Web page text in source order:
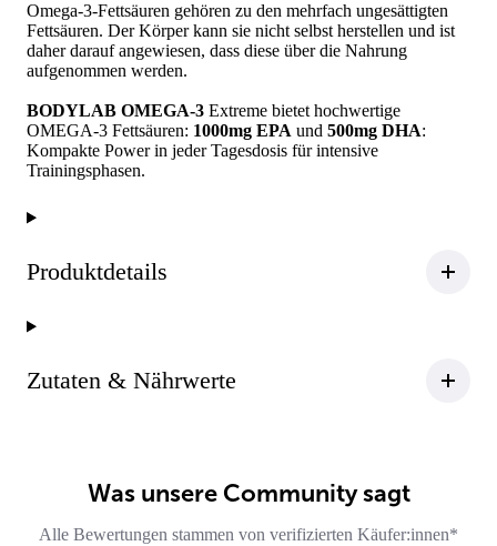
Omega-3-Fettsäuren gehören zu den mehrfach ungesättigten
Fettsäuren. Der Körper kann sie nicht selbst herstellen und ist
daher darauf angewiesen, dass diese über die Nahrung
aufgenommen werden.
BODYLAB OMEGA-3 Extreme bietet hochwertige
OMEGA-3 Fettsäuren: 1000mg EPA und 500mg DHA:
Kompakte Power in jeder Tagesdosis für intensive
Trainingsphasen.
Produktdetails
Zutaten & Nährwerte
Was unsere Community sagt
Alle Bewertungen stammen von verifizierten Käufer:innen*